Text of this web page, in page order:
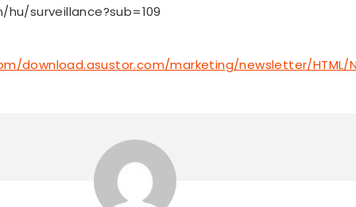
surveillance?sub=109
download.asustor.com/marketing/newsletter/HTML/